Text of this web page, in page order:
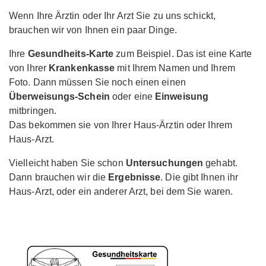
Wenn Ihre Ärztin oder Ihr Arzt Sie zu uns schickt,
brauchen wir von Ihnen ein paar Dinge.
Ihre Gesundheits-Karte zum Beispiel. Das ist eine Karte
von Ihrer Krankenkasse mit Ihrem Namen und Ihrem
Foto. Dann müssen Sie noch einen einen
Überweisungs-Schein oder eineEinweisung
mitbringen.
Das bekommen sie von Ihrer Haus-Ärztin oder Ihrem
Haus-Arzt.
Vielleicht haben Sie schon Untersuchungen gehabt.
Dann brauchen wir die Ergebnisse. Die gibt Ihnen ihr
Haus-Arzt, oder ein anderer Arzt, bei dem Sie waren.